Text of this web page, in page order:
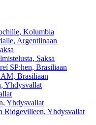
Kolumbia
Argentiinaan
Saksa
SP:hen, Brasiliaan
Brasiliaan
Yhdysvallat
Yhdysvallat
Ridgevilleen, Yhdysvallat